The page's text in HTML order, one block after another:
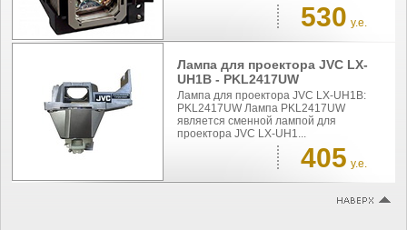
530 у.е.
Лампа для проектора JVC LX-
UH1B - PKL2417UW
Лампа для проектора JVC LX-UH1B:
PKL2417UW Лампа PKL2417UW
является сменной лампой для
проектора JVC LX-UH1...
405 у.е.